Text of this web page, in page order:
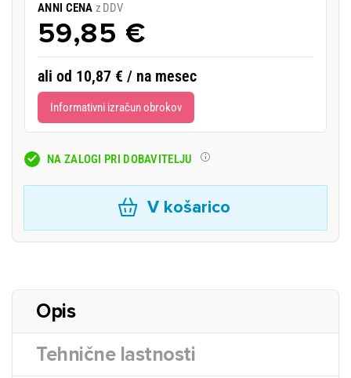
ANNI CENA z DDV
59,85 €
ali od 10,87 € / na mesec
Informativni izračun obrokov
NA ZALOGI PRI DOBAVITELJU
V košarico
Opis
Tehnične lastnosti